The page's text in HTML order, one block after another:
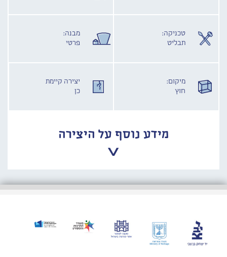
טכניקה:
תבליט
מבנה:
פרטי
מיקום:
חוץ
יצירה קיימת
כן
מידע נוסף על היצירה